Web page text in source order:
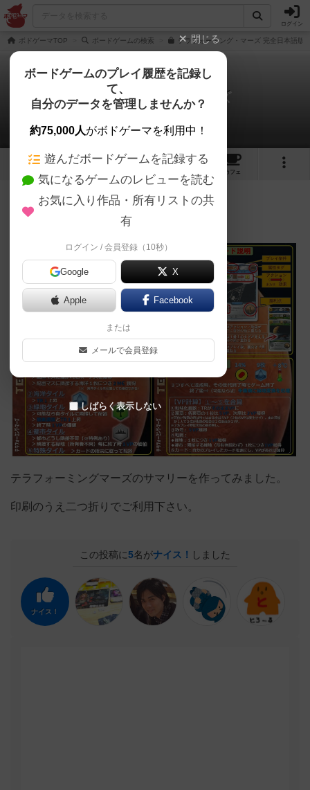
ログイン
ボドゲーマTOP ボードゲームの検索 テラフォーミング・マーズ 完全日本語版
テラフォーミングマーズ
ワシワシさんのレビュー
92 7 102
カフェ
986名 5名 0 約3年前
テラフォーミングマーズのサマリーを作ってみました。
印刷のうえ二つ折りでご利用下さい。
この投稿に5名がナイス！ しました
ナイス！
閉じる
ボードゲームのプレイ履歴を記録し
て、
自分のデータを管理しませんか？
約75,000人がボドゲーマを利用中！
遊んだボードゲームを記録する
気になるゲームのレビューを読む
お気に入り作品・所有リストの共
有
ログイン / 会員登録（10秒）
Google X
Apple Facebook
または
メールで会員登録
しばらく表示しない